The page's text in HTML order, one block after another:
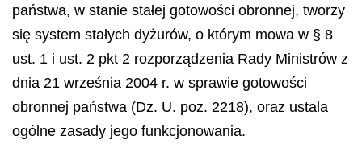
państwa, w stanie stałej gotowości obronnej, tworzy
się system stałych dyżurów, o którym mowa w § 8
ust. 1 i ust. 2 pkt 2 rozporządzenia Rady Ministrów z
dnia 21 września 2004 r. w sprawie gotowości
obronnej państwa (Dz. U. poz. 2218), oraz ustala
ogólne zasady jego funkcjonowania.